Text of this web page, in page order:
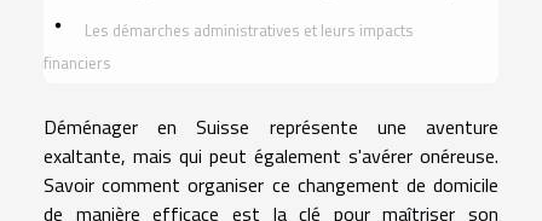
Les démarches administratives et leurs impacts
financiers
Déménager en Suisse représente une aventure
exaltante, mais qui peut également s'avérer onéreuse.
Savoir comment organiser ce changement de domicile
de manière efficace est la clé pour maîtriser son